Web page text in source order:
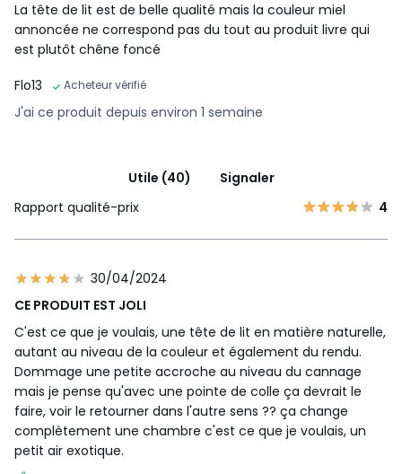
La tête de lit est de belle qualité mais la couleur miel
annoncée ne correspond pas du tout au produit livre qui
est plutôt chêne foncé
Flo13
Acheteur vérifié
J'ai ce produit depuis environ 1 semaine
Utile (40)
Signaler
Rapport qualité-prix
4
30/04/2024
CE PRODUIT EST JOLI
C'est ce que je voulais, une tête de lit en matière naturelle,
autant au niveau de la couleur et également du rendu.
Dommage une petite accroche au niveau du cannage
mais je pense qu'avec une pointe de colle ça devrait le
faire, voir le retourner dans l'autre sens ?? ça change
complètement une chambre c'est ce que je voulais, un
petit air exotique.